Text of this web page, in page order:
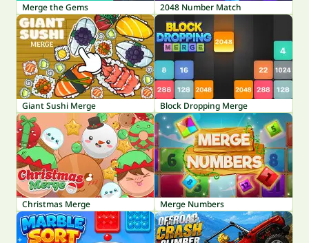
Merge the Gems 2048 Number Match
Giant Sushi Merge Block Dropping Merge
Christmas Merge Merge Numbers